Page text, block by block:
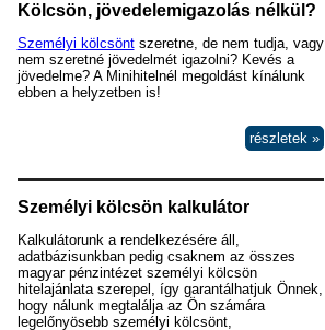
Kölcsön, jövedelemigazolás nélkül?
Személyi kölcsöntszeretne, de nem tudja, vagy
nem szeretné jövedelmét igazolni? Kevés a
jövedelme? A Minihitelnél megoldást kínálunk
ebben a helyzetben is!
részletek »
Személyi kölcsön kalkulátor
Kalkulátorunk a rendelkezésére áll,
adatbázisunkban pedig csaknem az összes
magyar pénzintézet személyi kölcsön
hitelajánlata szerepel, így garantálhatjuk Önnek,
hogy nálunk megtalálja az Ön számára
legelőnyösebb személyi kölcsönt,